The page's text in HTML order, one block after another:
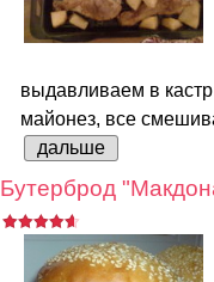
выдавливаем в
майонез, все
дальше
Бутерброд